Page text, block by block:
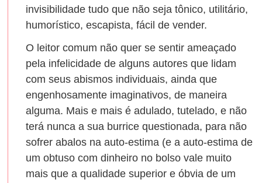
invisibilidade tudo que não seja tônico, utilitário,
humorístico, escapista, fácil de vender.
O leitor comum não quer se sentir ameaçado
pela infelicidade de alguns autores que lidam
com seus abismos individuais, ainda que
engenhosamente imaginativos, de maneira
alguma. Mais e mais é adulado, tutelado, e não
terá nunca a sua burrice questionada, para não
sofrer abalos na auto-estima (e a auto-estima de
um obtuso com dinheiro no bolso vale muito
mais que a qualidade superior e óbvia de um